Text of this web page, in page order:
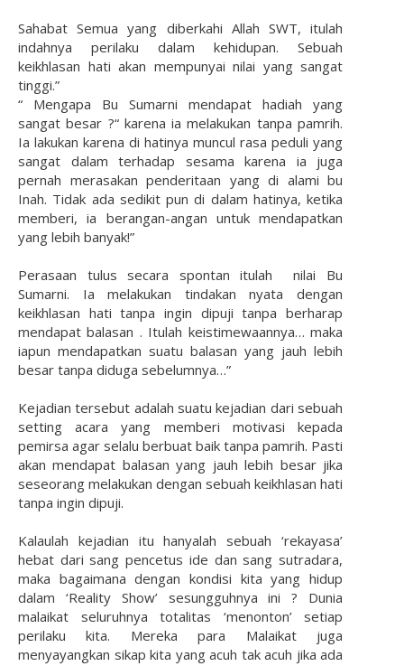
Sahabat Semua yang diberkahi Allah SWT, itulah
indahnya perilaku dalam kehidupan. Sebuah
keikhlasan hati akan mempunyai nilai yang sangat
tinggi.”
“ Mengapa Bu Sumarni mendapat hadiah yang
sangat besar ?“ karena ia melakukan tanpa pamrih.
Ia lakukan karena di hatinya muncul rasa peduli yang
sangat dalam terhadap sesama karena ia juga
pernah merasakan penderitaan yang di alami bu
Inah. Tidak ada sedikit pun di dalam hatinya, ketika
memberi, ia berangan-angan untuk mendapatkan
yang lebih banyak!”
Perasaan tulus secara spontan itulah nilai Bu
Sumarni. Ia melakukan tindakan nyata dengan
keikhlasan hati tanpa ingin dipuji tanpa berharap
mendapat balasan . Itulah keistimewaannya… maka
iapun mendapatkan suatu balasan yang jauh lebih
besar tanpa diduga sebelumnya…”
Kejadian tersebut adalah suatu kejadian dari sebuah
setting acara yang memberi motivasi kepada
pemirsa agar selalu berbuat baik tanpa pamrih. Pasti
akan mendapat balasan yang jauh lebih besar jika
seseorang melakukan dengan sebuah keikhlasan hati
tanpa ingin dipuji.
Kalaulah kejadian itu hanyalah sebuah ‘rekayasa’
hebat dari sang pencetus ide dan sang sutradara,
maka bagaimana dengan kondisi kita yang hidup
dalam ‘Reality Show’ sesungguhnya ini ? Dunia
malaikat seluruhnya totalitas ‘menonton’ setiap
perilaku kita. Mereka para Malaikat juga
menyayangkan sikap kita yang acuh tak acuh jika ada